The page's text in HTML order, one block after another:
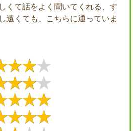
くて話をよく聞いてくれる、す
遠くても、こちらに通っていま